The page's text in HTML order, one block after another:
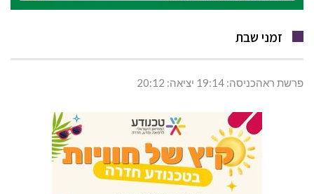
זמני שבת
פרשת ראהכניסה: 19:14 יציאה: 20:12